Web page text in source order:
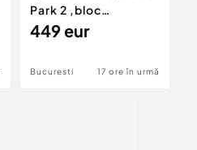
Park 2 ,bloc
2021,Militari zona
449 eur
Bucuresti 17 ore în urmă